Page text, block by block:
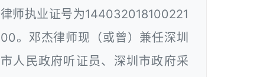
律师执业证号为144032018100221
00。邓杰律师现（或曾）兼任深圳
市人民政府听证员、深圳市政府采